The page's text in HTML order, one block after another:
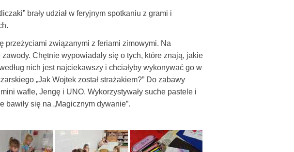
brały udział w feryjnym spotkaniu z grami i
przeżyciami związanymi z feriami zimowymi. Na
Chętnie wypowiadały się o tych, które znają, jakie
nich jest najciekawszy i chciałyby wykonywać go w
„Jak Wojtek został strażakiem?” Do zabawy
wafle, Jengę i UNO. Wykorzystywały suche pastele i
się na „Magicznym dywanie”.